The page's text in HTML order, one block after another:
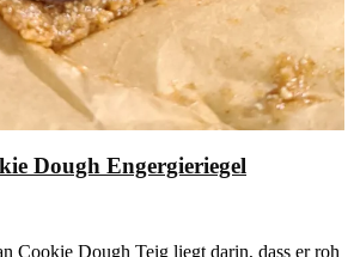
Dough Engergieriegel
Cookie Dough Teig liegt darin, dass er roh